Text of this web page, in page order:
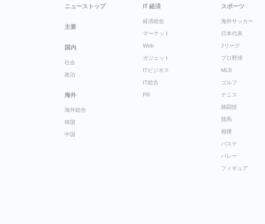
ニューストップ
主要
国内
社会
政治
海外
海外総合
韓国
中国
IT 経済
経済総合
マーケット
Web
ガジェット
ITビジネス
IT総合
PR
スポーツ
海外サッカー
日本代表
Jリーグ
プロ野球
MLB
ゴルフ
テニス
格闘技
競馬
相撲
バスケ
バレー
フィギュア